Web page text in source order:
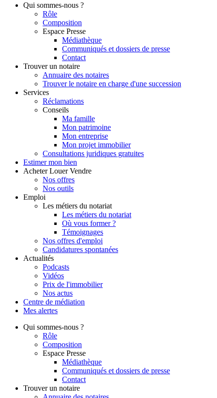
Qui sommes-nous ?
Rôle
Composition
Espace Presse
Médiathèque
Communiqués et dossiers de presse
Contact
Trouver un notaire
Annuaire des notaires
Trouver le notaire en charge d'une succession
Services
Réclamations
Conseils
Ma famille
Mon patrimoine
Mon entreprise
Mon projet immobilier
Consultations juridiques gratuites
Estimer mon bien
Acheter Louer Vendre
Nos offres
Nos outils
Emploi
Les métiers du notariat
Les métiers du notariat
Où vous former ?
Témoignages
Nos offres d'emploi
Candidatures spontanées
Actualités
Podcasts
Vidéos
Prix de l'immobilier
Nos actus
Centre de médiation
Mes alertes
Qui sommes-nous ?
Rôle
Composition
Espace Presse
Médiathèque
Communiqués et dossiers de presse
Contact
Trouver un notaire